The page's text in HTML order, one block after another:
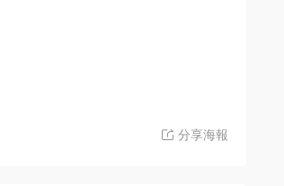
分享海報